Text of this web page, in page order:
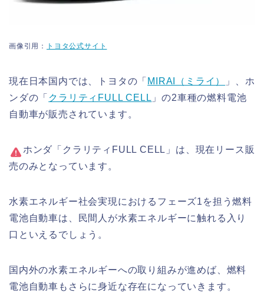
画像引用： トヨタ公式サイト
現在日本国内では、トヨタの「 MIRAI（ミライ）
」、ホ
ンダの「 クラリティFULL CELL 」の2車種の燃料電池
自動車が販売されています。
ホンダ「クラリティFULL CELL」は、現在リース販
売のみとなっています。
水素エネルギー社会実現におけるフェーズ1を担う燃料
電池自動車は、民間人が水素エネルギーに触れる入り
口といえるでしょう。
国内外の水素エネルギーへの取り組みが進めば、燃料
電池自動車もさらに身近な存在になっていきます。